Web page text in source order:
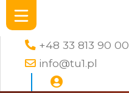
+48 33 813 90 00
info@tu1.pl